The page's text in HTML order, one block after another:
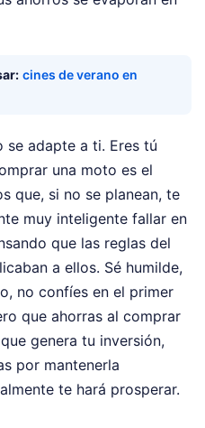
cines de verano en
se adapte a ti. Eres tú
una moto es el
que, si no se planean, te
muy inteligente fallar en
que las reglas del
a ellos. Sé humilde,
no confíes en el primer
que ahorras al comprar
genera tu inversión,
por mantenerla
te hará prosperar.